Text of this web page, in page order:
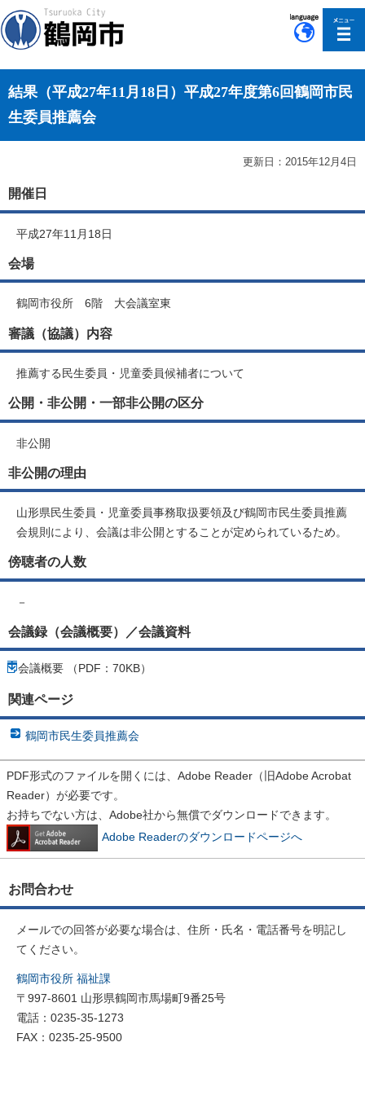
結果（平成27年11月18日）平成27年度第6回鶴岡市民
生委員推薦会
更新日：2015年12月4日
開催日
平成27年11月18日
会場
鶴岡市役所 6階 大会議室東
審議（協議）内容
推薦する民生委員・児童委員候補者について
公開・非公開・一部非公開の区分
非公開
非公開の理由
山形県民生委員・児童委員事務取扱要領及び鶴岡市民生委員推薦
会規則により、会議は非公開とすることが定められているため。
傍聴者の人数
－
会議録（会議概要）／会議資料
会議概要 （PDF：70KB）
関連ページ
鶴岡市民生委員推薦会
PDF形式のファイルを開くには、Adobe Reader（旧Adobe Acrobat
Reader）が必要です。
お持ちでない方は、Adobe社から無償でダウンロードできます。
Adobe Readerのダウンロードページへ
お問合わせ
メールでの回答が必要な場合は、住所・氏名・電話番号を明記し
てください。
鶴岡市役所 福祉課
〒997-8601 山形県鶴岡市馬場町9番25号
電話：0235-35-1273
FAX：0235-25-9500